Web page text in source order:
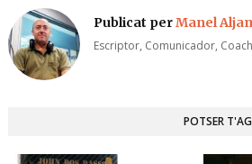
Publicat perManel
Escriptor, Comunicador,
POTSER